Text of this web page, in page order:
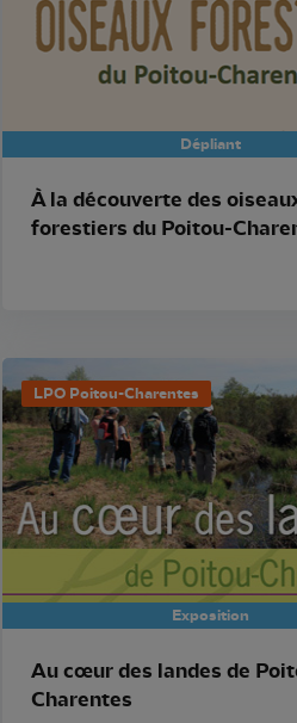
Dépliant
À la découverte des
forestiers du Poitou-
LPO Poitou-Charentes
Exposition
Au cœur des landes de
Charentes